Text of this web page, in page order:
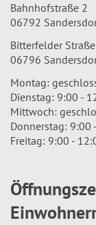
Bahnhofstraße 2
06792
Bitterfelder
06796
Montag:
Dienstag: 9:00 -
Mittwoch:
Donnerstag: 9:00
Freitag: 9:00 -